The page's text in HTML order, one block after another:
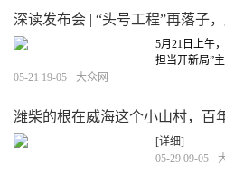
深读发布会 | “头号工程”再落子
号？
5月21日上午
担当开新局”
清晰呈现在公
05-21 19-05 大众网
潍柴的根在威海这个小山村，百
泰”
[详细]
05-29 09-05